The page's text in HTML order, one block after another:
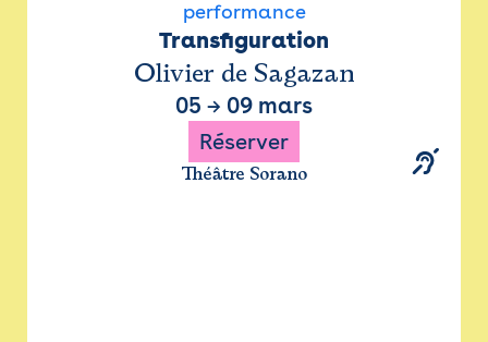
performance
Transfiguration
Olivier de Sagazan
05 → 09 mars
Réserver
Théâtre Sorano